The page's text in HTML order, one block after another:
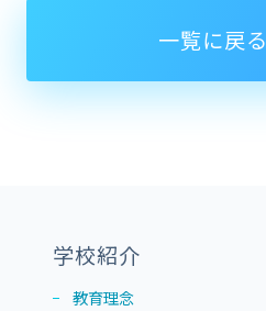
一覧に戻る
学校紹介
教育理念